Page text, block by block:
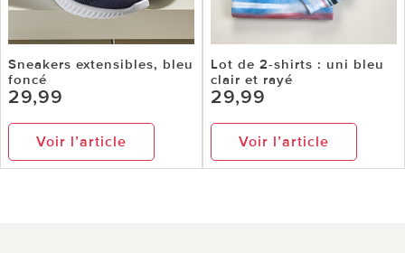
Sneakers extensibles, bleu
foncé
29,99
Voir l’article
Lot de 2-shirts : uni bleu
clair et rayé
29,99
Voir l’article